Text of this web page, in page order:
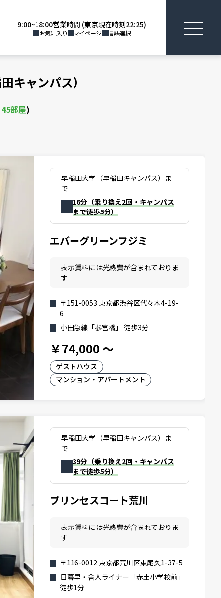
9:00~18:00営業時間 (東京現在時刻22:25)
お気に入り マイページ 言語選択
キャンパス）
45部屋)
早稲田大学（早稲田キャンパス）ま
で
16分（乗り換え2回・キャンパス
まで徒歩5分）
エバーグリーンフジミ
表示賃料には光熱費が含まれておりま
す
〒151-0053 東京都渋谷区代々木4-19-
6
小田急線「参宮橋」 徒歩3分
￥74,000 ～
ゲストハウス
マンション・アパートメント
早稲田大学（早稲田キャンパス）ま
で
39分（乗り換え2回・キャンパス
まで徒歩5分）
プリンセスコート荒川
表示賃料には光熱費が含まれておりま
す
〒116-0012 東京都荒川区東尾久1-37-5
日暮里・舎人ライナー「赤土小学校前」
徒歩1分